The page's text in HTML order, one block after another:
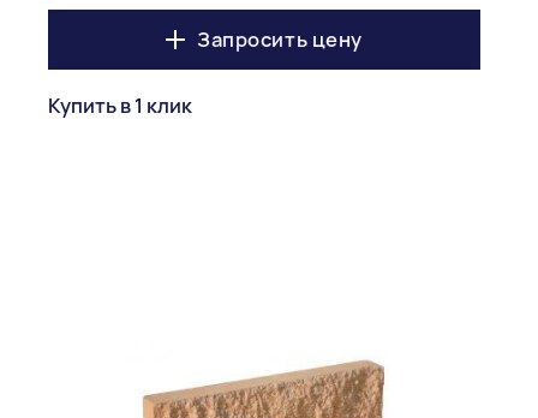
Запросить цену
Купить в 1 клик